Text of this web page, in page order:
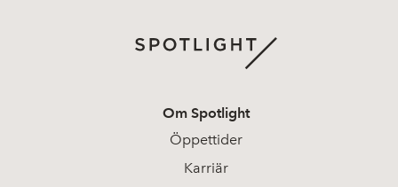
Om Spotlight
Öppettider
Karriär